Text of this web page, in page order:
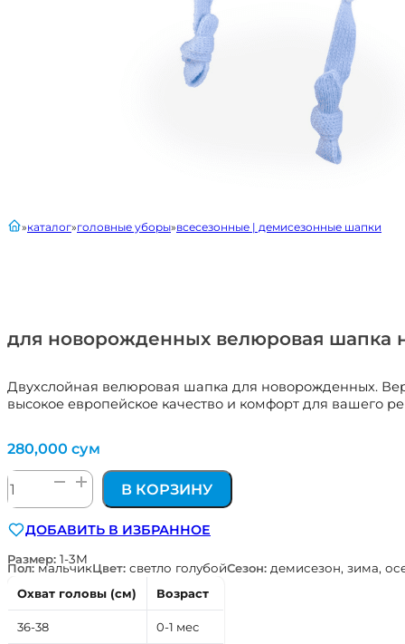
для новорожденных велюровая шапка
Двухслойная велюровая шапка для новорожденных.
высокое европейское качество и комфорт для вашего
главнаякаталог головные уборы всесезонные | демисезонные шапки
280,000 сум
Количество
товара
новорожденных
велюровая
шапка
на
завязках
В КОРЗИНУ
ДОБАВИТЬ В ИЗБРАННОЕ
Размер: 1-3М
Пол:мальчикЦвет: светло голубойСезон: демисезон, зима,
Охват головы (см)
Возраст
36-38 0-1 мес